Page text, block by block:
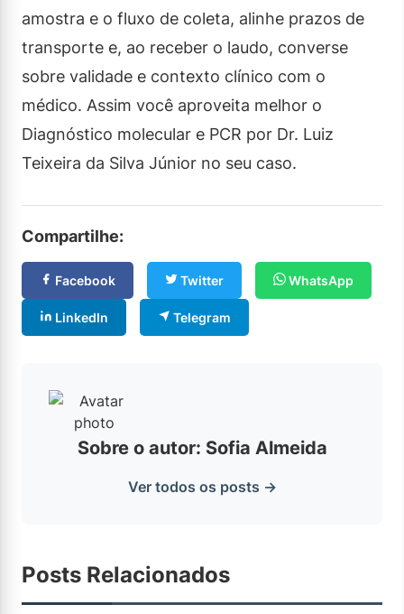
amostra e o fluxo de coleta, alinhe prazos de
transporte e, ao receber o laudo, converse
sobre validade e contexto clínico com o
médico. Assim você aproveita melhor o
Diagnóstico molecular e PCR por Dr. Luiz
Teixeira da Silva Júnior no seu caso.
Compartilhe:
Facebook Twitter WhatsApp
LinkedIn Telegram
Sobre o autor: Sofia Almeida
Ver todos os posts →
Posts Relacionados